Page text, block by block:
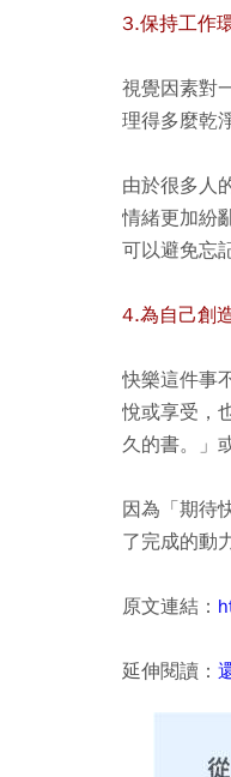
3.保持工作
視覺因素對
理得多麼乾
由於很多人
情緒更加紛
可以避免忘
4.為自己創
快樂這件事
悅或享受，
久的書。」
因為「期待
了完成的動
原文連結：
延伸閱讀：